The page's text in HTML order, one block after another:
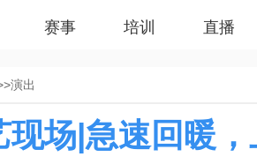
赛事 培训 直播
演出
现场|急速回暖